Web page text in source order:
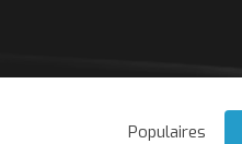
Populaires